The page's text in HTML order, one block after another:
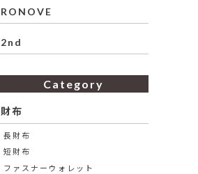
RONOVE
2nd
Category
財布
長財布
短財布
ファスナーウォレット